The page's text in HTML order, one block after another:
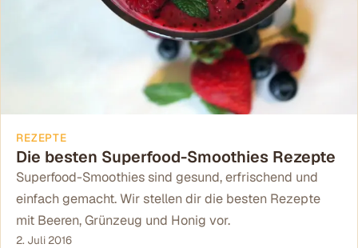
REZEPTE
Die besten Superfood-Smoothies Rezepte
Superfood-Smoothies sind gesund, erfrischend und
einfach gemacht. Wir stellen dir die besten Rezepte
mit Beeren, Grünzeug und Honig vor.
2. Juli 2016